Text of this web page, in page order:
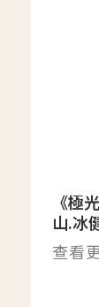
《極
山.冰
查看